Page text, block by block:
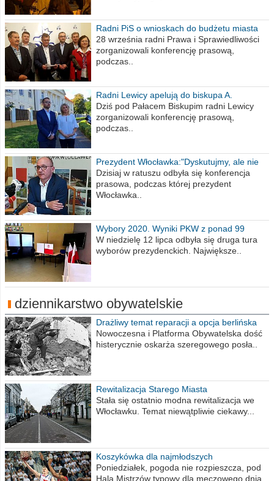
Radni PiS o wnioskach do budżetu miasta
na 2021 rok
28 września radni Prawa i Sprawiedliwości
zorganizowali konferencję prasową,
podczas..
Radni Lewicy apelują do biskupa A.
Wiesława Meringa
Dziś pod Pałacem Biskupim radni Lewicy
zorganizowali konferencję prasową,
podczas..
Prezydent Włocławka:"Dyskutujmy, ale nie
obrażajmy się”
Dzisiaj w ratuszu odbyła się konferencja
prasowa, podczas której prezydent
Włocławka..
Wybory 2020. Wyniki PKW z ponad 99
procent obwodów
W niedzielę 12 lipca odbyła się druga tura
wyborów prezydenckich. Największe..
dziennikarstwo obywatelskie
Drażliwy temat reparacji a opcja berlińska
Nowoczesna i Platforma Obywatelska dość
histerycznie oskarża szeregowego posła..
Rewitalizacja Starego Miasta
Stała się ostatnio modna rewitalizacja we
Włocławku. Temat niewątpliwie ciekawy...
Koszykówka dla najmłodszych
Poniedziałek, pogoda nie rozpieszcza, pod
Halą Mistrzów typowy dla meczowego dnia..